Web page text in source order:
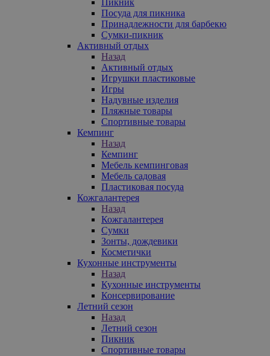
Посуда для пикника
Принадлежности для барбекю
Сумки-пикник
Активный отдых
Назад
Активный отдых
Игрушки пластиковые
Игры
Надувные изделия
Пляжные товары
Спортивные товары
Кемпинг
Назад
Кемпинг
Мебель кемпинговая
Мебель садовая
Пластиковая посуда
Кожгалантерея
Назад
Кожгалантерея
Сумки
Зонты, дождевики
Косметички
Кухонные инструменты
Назад
Кухонные инструменты
Консервирование
Летний сезон
Назад
Летний сезон
Пикник
Спортивные товары